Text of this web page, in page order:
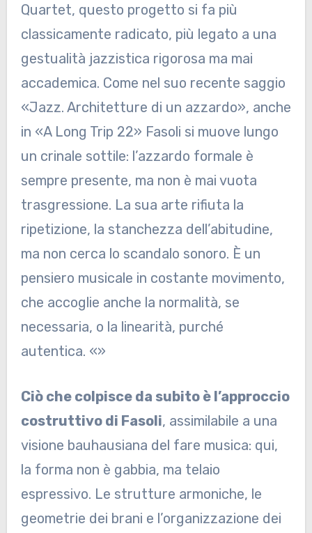
Quartet, questo progetto si fa più
classicamente radicato, più legato a una
gestualità jazzistica rigorosa ma mai
accademica. Come nel suo recente saggio
«Jazz. Architetture di un azzardo», anche
in «A Long Trip 22» Fasoli si muove lungo
un crinale sottile: l’azzardo formale è
sempre presente, ma non è mai vuota
trasgressione. La sua arte rifiuta la
ripetizione, la stanchezza dell’abitudine,
ma non cerca lo scandalo sonoro. È un
pensiero musicale in costante movimento,
che accoglie anche la normalità, se
necessaria, o la linearità, purché
autentica. «»
Ciò che colpisce da subito è l’approccio
costruttivo di Fasoli, assimilabile a una
visione bauhausiana del fare musica: qui,
la forma non è gabbia, ma telaio
espressivo. Le strutture armoniche, le
geometrie dei brani e l’organizzazione dei